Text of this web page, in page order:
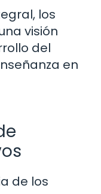
los
visión
del
en
de los